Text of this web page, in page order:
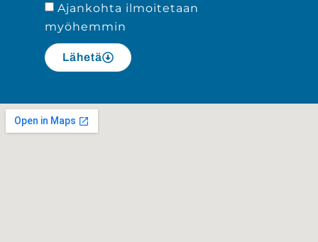
Ajankohta ilmoitetaan
myöhemmin
Lähetä